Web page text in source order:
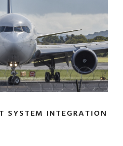
SYSTEM INTEGRATION